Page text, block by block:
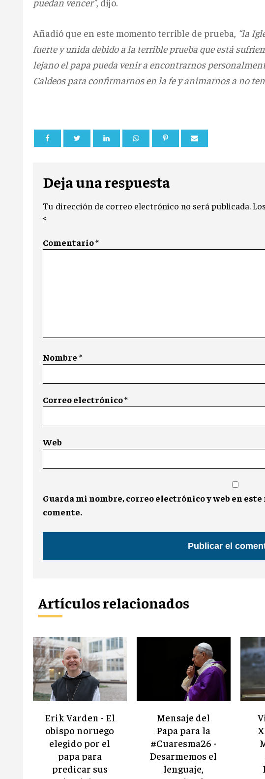
Añadió que en este momento terrible de prueba, “la
fuerte y unida debido a la terrible prueba que está
lejano el papa pueda venir a encontrarnos
Caldeos para confirmarnos en la fe y animarnos a no
Deja una respuesta
Tu dirección de correo electrónico no será publicada.
*
Comentario*
Nombre*
Correo electrónico*
Web
Guarda mi nombre, correo electrónico y web en
comente.
Artículos relacionados
Erik Varden - El
obispo noruego
elegido por el
papa para
predicar sus
Mensaje del
Papa para la
#Cuaresma26 -
Desarmemos el
lenguaje,